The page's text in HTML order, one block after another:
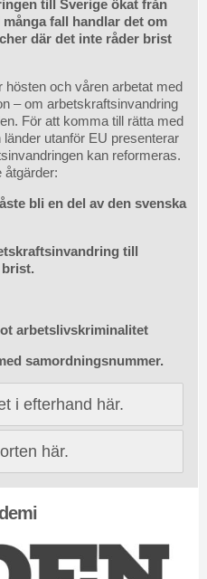
till Sverige ökat från
många fall handlar det om
där det inte råder brist
hösten och våren arbetat med
– om arbetskraftsinvandring
För att komma till rätta med
utanför EU presenterar
kan reformeras.
åtgärder:
bli en del av den svenska
till
arbetslivskriminalitet
samordningsnummer.
i efterhand här.
här.